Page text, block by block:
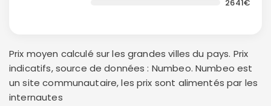
2641€
Prix moyen calculé sur les grandes villes du pays. Prix
indicatifs, source de données : Numbeo. Numbeo est
un site communautaire, les prix sont alimentés par les
internautes